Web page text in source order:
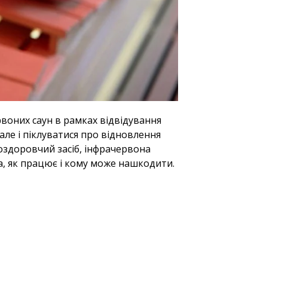
саун в рамках відвідування
і піклуватися про відновлення
засіб, інфрачервона
як працює і кому може нашкодити.